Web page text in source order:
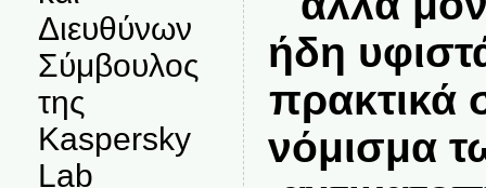
Διευθύνων
Σύμβουλος
της
Kaspersky
Lab
ήδη
πρακτικά
νόμισμα